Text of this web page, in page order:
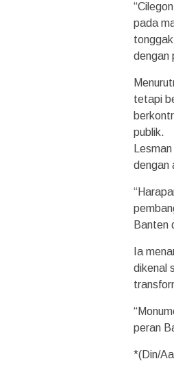
pada
dengan
tetapi
publik.
dengan
Banten
Ia
dikenal
peran
*(Din/